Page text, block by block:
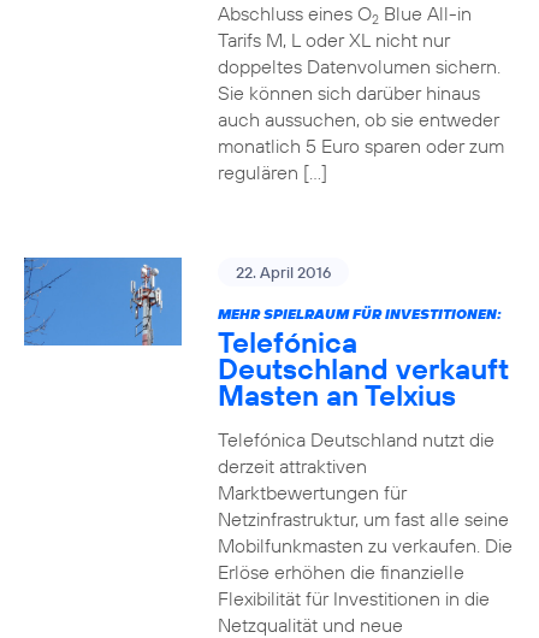
Abschluss eines O2Blue All-in
Tarifs M, L oder XL nicht nur
doppeltes Datenvolumen sichern.
Sie können sich darüber hinaus
auch aussuchen, ob sie entweder
monatlich 5 Euro sparen oder zum
regulären […]
22. April 2016
MEHR SPIELRAUM FÜR INVESTITIONEN:
Telefónica
Deutschland verkauft
Masten an Telxius
Telefónica Deutschland nutzt die
derzeit attraktiven
Marktbewertungen für
Netzinfrastruktur, um fast alle seine
Mobilfunkmasten zu verkaufen. Die
Erlöse erhöhen die finanzielle
Flexibilität für Investitionen in die
Netzqualität und neue